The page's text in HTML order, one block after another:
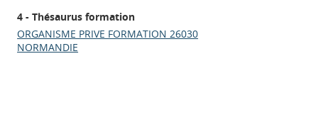
4 - Thésaurus formation
ORGANISME PRIVE FORMATION 26030
NORMANDIE
Appels à projets